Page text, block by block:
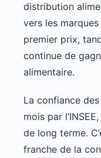
distribution
vers les
premier prix,
continue de
alimentaire.
La confiance
mois par
de long terme.
franche de la